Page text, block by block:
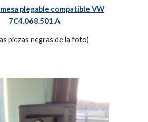
plegable compatible VW
7C4.068.501.A
piezas negras de la foto)